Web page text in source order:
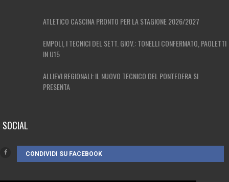
ATLETICO CASCINA PRONTO PER LA STAGIONE 2026/2027
EMPOLI, I TECNICI DEL SETT. GIOV.: TONELLI CONFERMATO, PAOLETTI
IN U15
ALLIEVI REGIONALI: IL NUOVO TECNICO DEL PONTEDERA SI
PRESENTA
SOCIAL
CONDIVIDI SU FACEBOOK